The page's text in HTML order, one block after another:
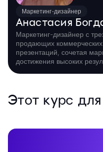
Маркетинг-дизайнер
Анастасия
Маркетинг-дизайнер с
продающих
презентаций, сочетая
достижения высоких
Этот курс для